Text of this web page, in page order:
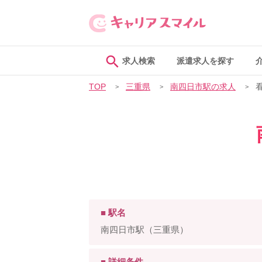
求人検索 派遣求人を探す
TOP 三重県 南四日市駅の求人
■ 駅名
南四日市駅（三重県）